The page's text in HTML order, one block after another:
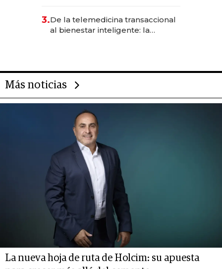
las marcas "fast premium"
3.De la telemedicina transaccional
al bienestar inteligente: la
Más noticias
La nueva hoja de ruta de Holcim: su apuesta